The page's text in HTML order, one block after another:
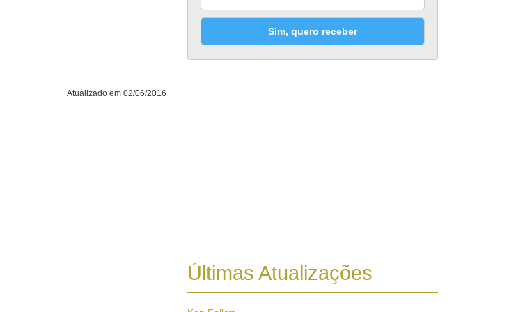
Atualizado em 02/06/2016
Sim, quero receber
Últimas Atualizações